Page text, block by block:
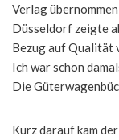
Verlag
Düsseldorf zeigte
Bezug auf Qualität
Ich war schon
Die
Kurz darauf kam